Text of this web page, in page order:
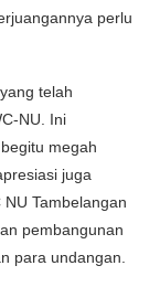
perlu
telah
NU. Ini
megah
juga
Tambelangan
pembangunan
para undangan.